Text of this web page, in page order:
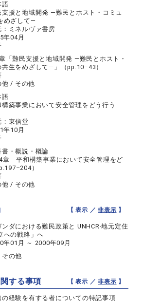
語
支援と地域開発 —難民とホスト・コミュ
めざして—
ミネルヴァ書房
年04月
「難民支援と地域開発 —難民とホスト・
生をめざして—」（pp.10–43）
他 / その他
語
構築事業において安全管理をどう行う
東信堂
年10月
書・概説・概論
章 平和構築事業において安全管理をど
）
他 / その他
【 表示 ／非表示 】
ンダにおける難民政策と UNHCR-地元定住
への戦略」へ
年01月 ～ 2000年09月
その他
する事項 【 表示 ／非表示 】
の経験を有する者についての特記事項